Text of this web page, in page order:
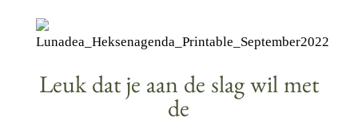
Leuk dat je aan de slag wil met
de